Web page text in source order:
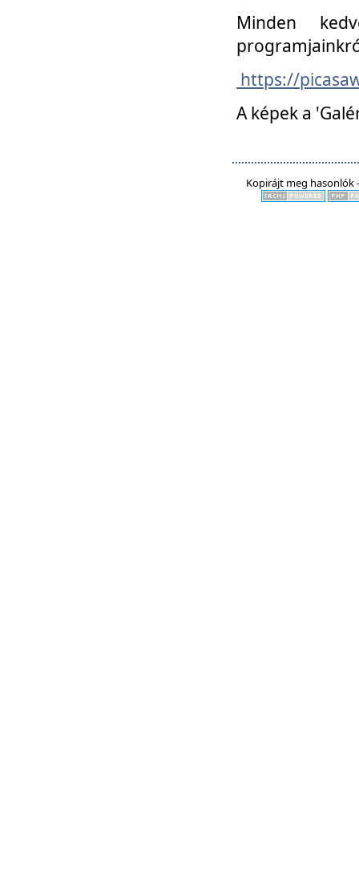
Minden
https://
A képek a
Kopirájt meg hasonlók